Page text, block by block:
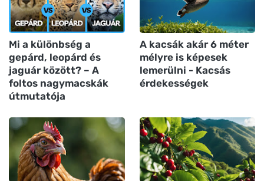
Mi a különbség a
gepárd, leopárd és
jaguár között? – A
foltos nagymacskák
útmutatója
A kacsák akár 6 méter
mélyre is képesek
lemerülni - Kacsás
érdekességek